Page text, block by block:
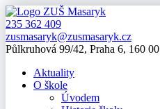
235 362 409
zusmasaryk@zusmasaryk.cz
Půlkruhová 99/42, Praha 6, 160 00
Aktuality
O škole
Úvodem